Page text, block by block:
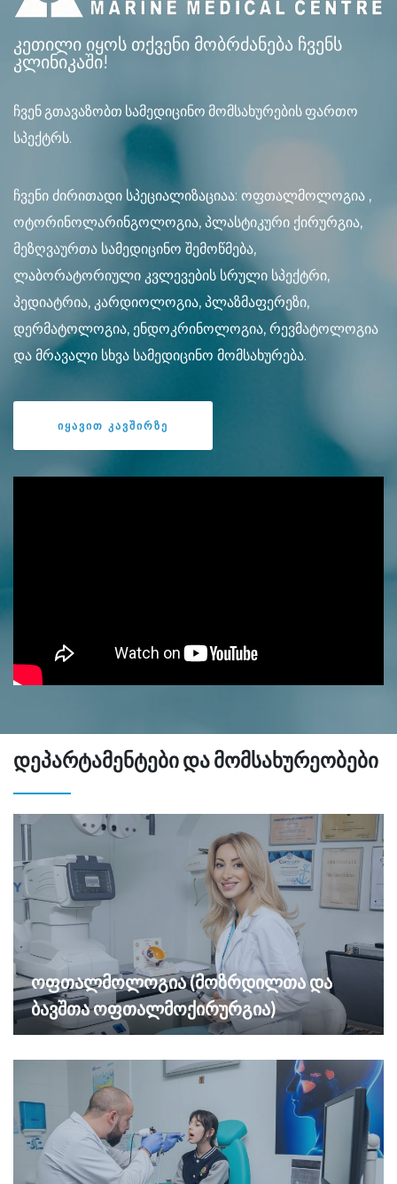
კეთილი იყოს თქვენი მობრძანება ჩვენს
კლინიკაში!
ჩვენ გთავაზობთ სამედიცინო მომსახურების ფართო
სპექტრს.
ჩვენი ძირითადი სპეციალიზაციაა: ოფთალმოლოგია ,
ოტორინოლარინგოლოგია, პლასტიკური ქირურგია,
მეზღვაურთა სამედიცინო შემოწმება,
ლაბორატორიული კვლევების სრული სპექტრი,
პედიატრია, კარდიოლოგია, პლაზმაფერეზი,
დერმატოლოგია, ენდოკრინოლოგია, რევმატოლოგია
და მრავალი სხვა სამედიცინო მომსახურება.
ᲘᲧᲐᲕᲘᲗ ᲙᲐᲕᲨᲘᲠᲖᲔ
დეპარტამენტები და მომსახურეობები
ოფთალმოლოგია (მოზრდილთა და
ბავშთა ოფთალმოქირურგია)